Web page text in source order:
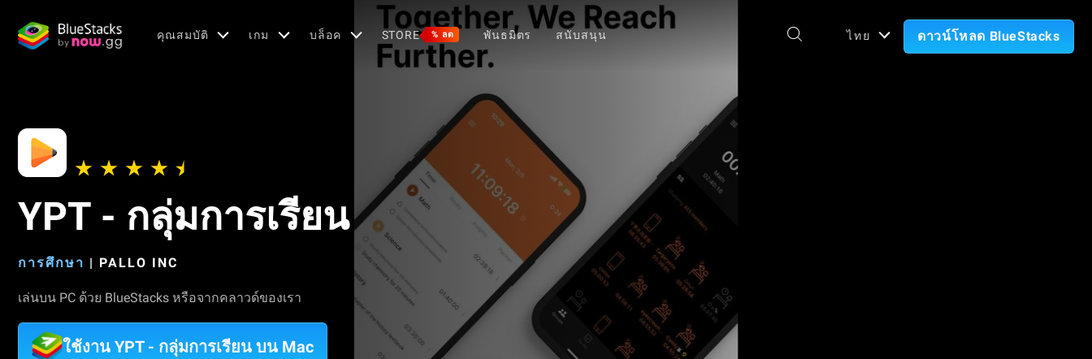
คุณสมบัติ เกม บล็อค STORE % ลด พันธมิตร สนับสนุน ไทย ดาวน์โหลด BlueStacks
YPT - กลุ่มการเรียน
การศึกษา | PALLO INC
เล่นบน PC ด้วย BlueStacks หรือจากคลาวด์ของเรา
ใช้งาน YPT - กลุ่มการเรียน บน Mac